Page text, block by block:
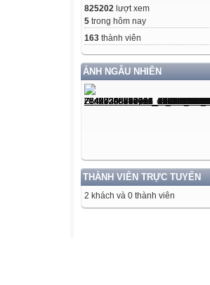
825202 lượt xem
5 trong hôm nay
163 thành viên
ẢNH NGẪU NHIÊN
THÀNH VIÊN TRỰC TUYẾN
2 khách và 0 thành viên